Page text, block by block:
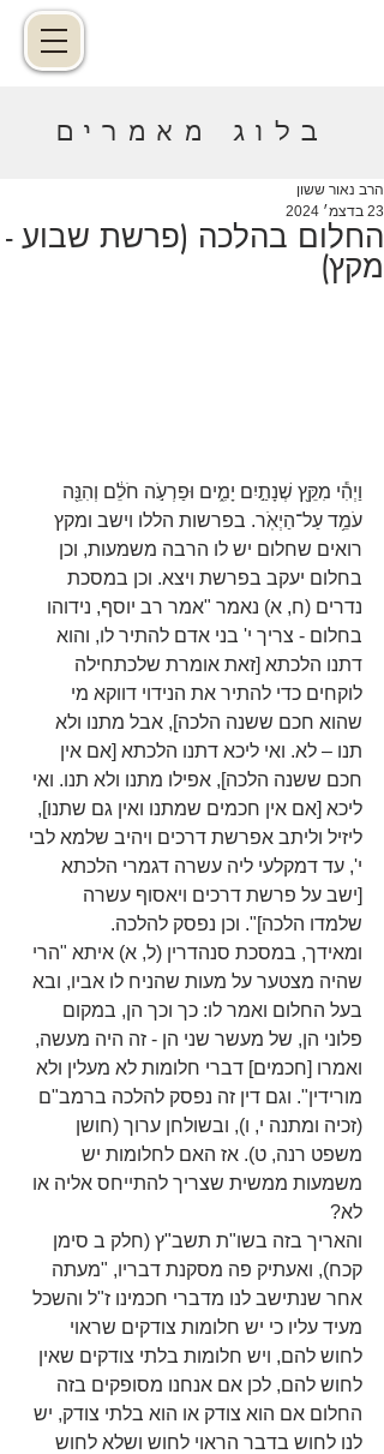
בלוג מאמרים
החלום בהלכה (פרשת שבוע -
מקץ)
הרב נאור ששון
23 בדצמ׳ 2024
וַיְהִ֕י מִקֵּ֖ץ שְׁנָתַ֣יִם יָמִ֑ים וּפַרְעֹ֣ה חֹלֵ֔ם וְהִנֵּ֖ה
עֹמֵ֥ד עַל־הַיְאֹֽר. בפרשות הללו וישב ומקץ
רואים שחלום יש לו הרבה משמעות, וכן
בחלום יעקב בפרשת ויצא. וכן במסכת
נדרים (ח, א) נאמר "אמר רב יוסף, נידוהו
בחלום - צריך י' בני אדם להתיר לו, והוא
דתנו הלכתא [זאת אומרת שלכתחילה
לוקחים כדי להתיר את הנידוי דווקא מי
שהוא חכם ששנה הלכה], אבל מתנו ולא
תנו – לא. ואי ליכא דתנו הלכתא [אם אין
חכם ששנה הלכה], אפילו מתנו ולא תנו. ואי
ליכא [אם אין חכמים שמתנו ואין גם שתנו],
ליזיל וליתב אפרשת דרכים ויהיב שלמא לבי
י', עד דמקלעי ליה עשרה דגמרי הלכתא
[ישב על פרשת דרכים ויאסוף עשרה
שלמדו הלכה]". וכן נפסק להלכה.
ומאידך, במסכת סנהדרין (ל, א) איתא "הרי
שהיה מצטער על מעות שהניח לו אביו, ובא
בעל החלום ואמר לו: כך וכך הן, במקום
פלוני הן, של מעשר שני הן - זה היה מעשה,
ואמרו [חכמים] דברי חלומות לא מעלין ולא
מורידין". וגם דין זה נפסק להלכה ברמב"ם
(זכיה ומתנה י, ו), ובשולחן ערוך (חושן
משפט רנה, ט). אז האם לחלומות יש
משמעות ממשית שצריך להתייחס אליה או
לא?
והאריך בזה בשו"ת תשב"ץ (חלק ב סימן
קכח), ואעתיק פה מסקנת דבריו, "מעתה
אחר שנתישב לנו מדברי חכמינו ז"ל והשכל
מעיד עליו כי יש חלומות צודקים שראוי
לחוש להם, ויש חלומות בלתי צודקים שאין
לחוש להם, לכן אם אנחנו מסופקים בזה
החלום אם הוא צודק או הוא בלתי צודק, יש
לנו לחוש בדבר הראוי לחוש ושלא לחוש